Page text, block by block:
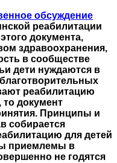
обсуждение
реабилитации
документа,
здравоохранения,
в сообществе
дети нуждаются в
реабилитацию
то документ
Принципы и
собирается
для детей
приемлемы в
не годятся